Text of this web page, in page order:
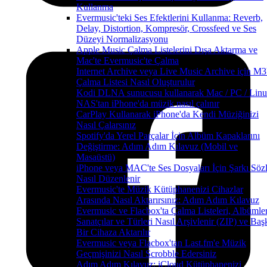
Kullanma
Evermusic'teki Ses Efektlerini Kullanma: Reverb,
Delay, Distortion, Kompresör, Crossfeed ve Ses
Düzeyi Normalizasyonu
Apple Music Çalma Listelerini Dışa Aktarma ve
Mac'te Evermusic'te Çalma
Internet Archive veya Live Music Archive için
Çalma Listesi Nasıl Oluşturulur
Kodi DLNA sunucusu kullanarak Mac / PC /
NAS'tan iPhone'da müzik nasıl çalınır
CarPlay Kullanarak iPhone'da Kendi Müziğinizi
Nasıl Çalarsınız
Spotify'da Yerel Parçalar İçin Albüm Kapaklarını
Değiştirme: Adım Adım Kılavuz (Mobil ve
Masaüstü)
iPhone veya MAC'te Ses Dosyaları İçin Şarkı
Nasıl Düzenlenir
Evermusic'te Müzik Kütüphanenizi Cihazlar
Arasında Nasıl Aktarırsınız: Adım Adım Kılavuz
Evermusic ve Flacbox'ta Çalma Listeleri,
Sanatçılar ve Türleri Nasıl Arşivlenir (ZIP) ve
Bir Cihaza Aktarılır
Evermusic veya Flacbox'tan Last.fm'e Müzik
Geçmişinizi Nasıl Scrobble Edersiniz
Adım Adım Kılavuz: iCloud Kütüphanenizi